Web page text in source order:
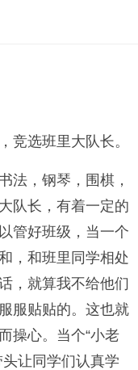
竞选班里大队长。
法，钢琴，围棋，
队长，有着一定的
管好班级，当一个
，和班里同学相处
，就算我不给他们
服贴贴的。这也就
操心。当个“小老
让同学们认真学